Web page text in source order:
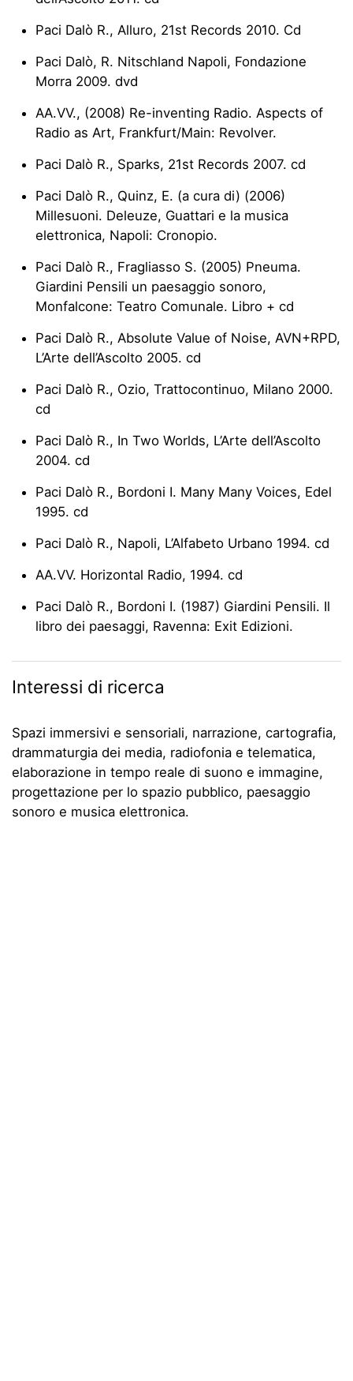
Paci Dalò R., Alluro, 21st Records 2010. Cd
Paci Dalò, R. Nitschland Napoli, Fondazione
Morra 2009. dvd
AA.VV., (2008) Re-inventing Radio. Aspects of
Radio as Art, Frankfurt/Main: Revolver.
Paci Dalò R., Sparks, 21st Records 2007. cd
Paci Dalò R., Quinz, E. (a cura di) (2006)
Millesuoni. Deleuze, Guattari e la musica
elettronica, Napoli: Cronopio.
Paci Dalò R., Fragliasso S. (2005) Pneuma.
Giardini Pensili un paesaggio sonoro,
Monfalcone: Teatro Comunale. Libro + cd
Paci Dalò R., Absolute Value of Noise, AVN+RPD,
L’Arte dell’Ascolto 2005. cd
Paci Dalò R., Ozio, Trattocontinuo, Milano 2000.
cd
Paci Dalò R., In Two Worlds, L’Arte dell’Ascolto
2004. cd
Paci Dalò R., Bordoni I. Many Many Voices, Edel
1995. cd
Paci Dalò R., Napoli, L’Alfabeto Urbano 1994. cd
AA.VV. Horizontal Radio, 1994. cd
Paci Dalò R., Bordoni I. (1987) Giardini Pensili. Il
libro dei paesaggi, Ravenna: Exit Edizioni.
Interessi di ricerca
Spazi immersivi e sensoriali, narrazione, cartografia,
drammaturgia dei media, radiofonia e telematica,
elaborazione in tempo reale di suono e immagine,
progettazione per lo spazio pubblico, paesaggio
sonoro e musica elettronica.